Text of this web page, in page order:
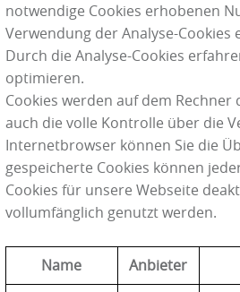
notwendige Cookies erhobenen
Verwendung der Analyse-
Durch die Analyse-Cookies
optimieren.
Cookies werden auf dem
auch die volle Kontrolle über die
Internetbrowser können Sie die
gespeicherte Cookies können
Cookies für unsere Webseite
vollumfänglich genutzt werden.
Name Anbieter